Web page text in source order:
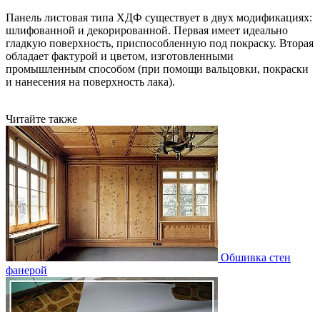
Панель листовая типа ХДФ существует в двух модификациях:
шлифованной и декорированной. Первая имеет идеально
гладкую поверхность, приспособленную под покраску. Вторая
обладает фактурой и цветом, изготовленными
промышленным способом (при помощи вальцовки, покраски
и нанесения на поверхность лака).
Читайте также
Обшивка стен
фанерой